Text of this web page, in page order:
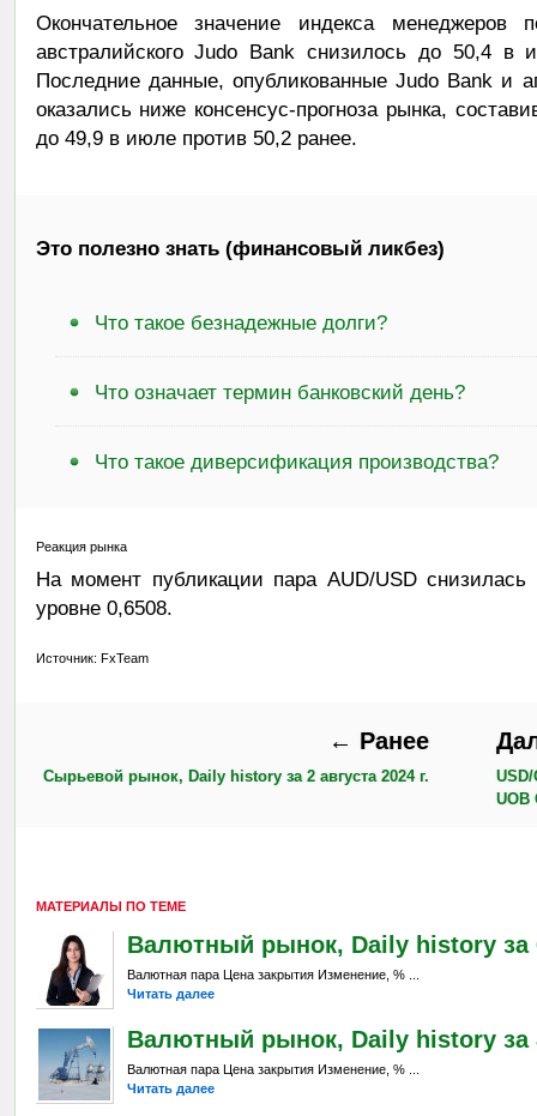
Окончательное значение индекса
австралийского Judo Bank снизилось до 50,4
Последние данные, опубликованные Judo Bank и
оказались ниже консенсус-прогноза рынка,
до 49,9 в июле против 50,2 ранее.
Это полезно знать (финансовый ликбез)
Что такое безнадежные долги?
Что означает термин банковский день?
Что такое диверсификация производства?
Реакция рынка
На момент публикации пара AUD/USD
уровне 0,6508.
Источник: FxTeam
← Ранее
Сырьевой рынок, Daily history за 2 августа 2024 г.
UOB
МАТЕРИАЛЫ ПО ТЕМЕ
Валютный рынок, Daily history за
Валютная пара Цена закрытия Изменение, % ...
Читать далее
Валютный рынок, Daily history за
Валютная пара Цена закрытия Изменение, % ...
Читать далее